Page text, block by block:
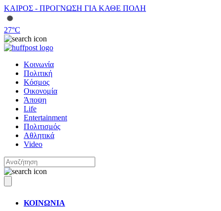
ΚΑΙΡΟΣ - ΠΡΟΓΝΩΣΗ ΓΙΑ ΚΑΘΕ ΠΟΛΗ
27°C
Κοινωνία
Πολιτική
Κόσμος
Οικονομία
Άποψη
Life
Entertainment
Πολιτισμός
Αθλητικά
Video
ΚΟΙΝΩΝΙΑ